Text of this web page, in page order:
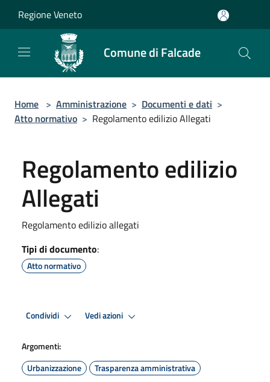
Regione Veneto
Comune di Falcade
Home > Amministrazione > Documenti e dati >
Atto normativo > Regolamento edilizio Allegati
Regolamento edilizio
Allegati
Regolamento edilizio allegati
Tipi di documento:
Atto normativo
Condividi Vedi azioni
Argomenti:
Urbanizzazione
Trasparenza amministrativa